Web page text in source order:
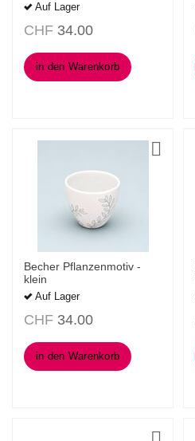
Auf Lager
CHF 34.00
in den Warenkorb
Becher Pflanzenmotiv -
klein
Auf Lager
CHF 34.00
in den Warenkorb